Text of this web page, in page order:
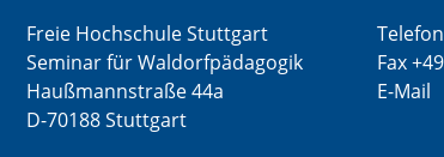
Freie Hochschule Stuttgart
Seminar für Waldorfpädagogik
Haußmannstraße 44a
D-70188 Stuttgart
Fax
E-Mail